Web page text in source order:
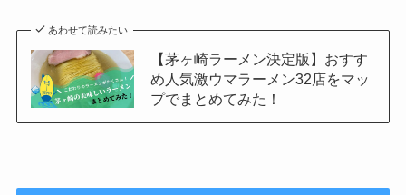
あわせて読みたい
【茅ヶ崎ラーメン決定版】おすす
め人気激ウマラーメン32店をマッ
プでまとめてみた！